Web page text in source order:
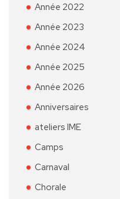
Année 2022
Année 2023
Année 2024
Année 2025
Année 2026
Anniversaires
ateliers IME
Camps
Carnaval
Chorale